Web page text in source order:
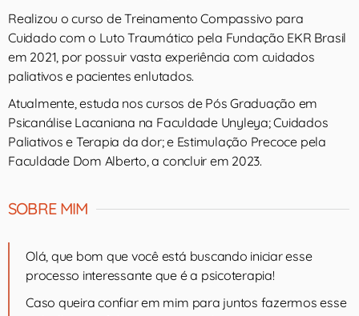
Realizou o curso de Treinamento Compassivo para
Cuidado com o Luto Traumático pela Fundação EKR Brasil
em 2021, por possuir vasta experiência com cuidados
paliativos e pacientes enlutados.
Atualmente, estuda nos cursos de Pós Graduação em
Psicanálise Lacaniana na Faculdade Unyleya; Cuidados
Paliativos e Terapia da dor; e Estimulação Precoce pela
Faculdade Dom Alberto, a concluir em 2023.
SOBRE MIM
Olá, que bom que você está buscando iniciar esse
processo interessante que é a psicoterapia!
Caso queira confiar em mim para juntos fazermos esse